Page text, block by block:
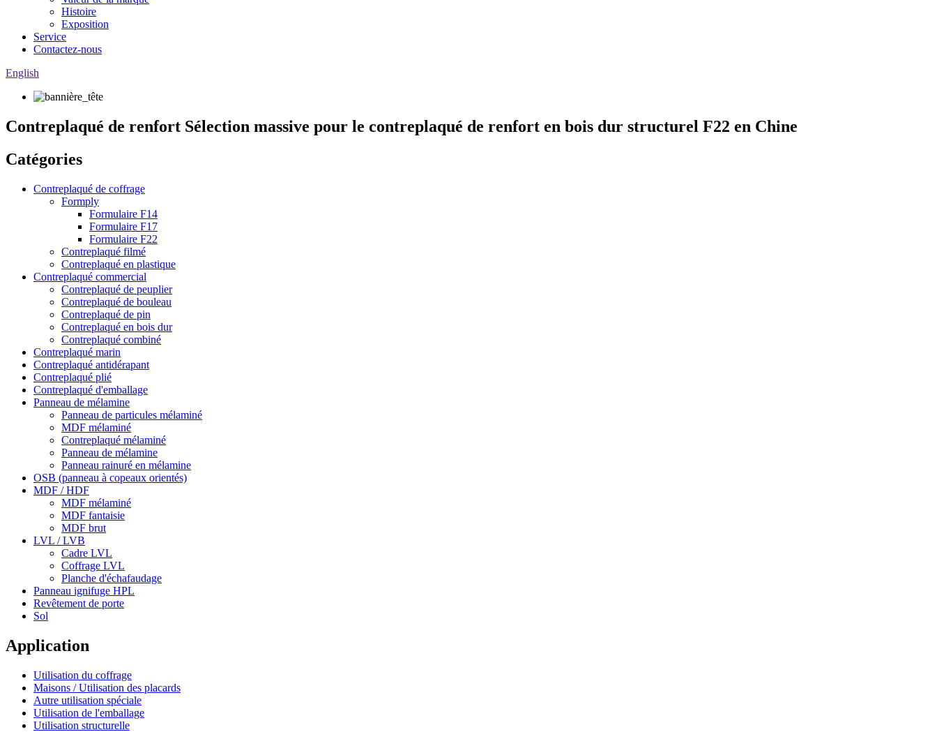
Histoire
Exposition
Service
Contactez-nous
English
Contreplaqué de renfort Sélection massive pour le contreplaqué de renfort en bois dur structurel F22 en Chine
Catégories
Contreplaqué de coffrage
Formply
Formulaire F14
Formulaire F17
Formulaire F22
Contreplaqué filmé
Contreplaqué en plastique
Contreplaqué commercial
Contreplaqué de peuplier
Contreplaqué de bouleau
Contreplaqué de pin
Contreplaqué en bois dur
Contreplaqué combiné
Contreplaqué marin
Contreplaqué antidérapant
Contreplaqué plié
Contreplaqué d'emballage
Panneau de mélamine
Panneau de particules mélaminé
MDF mélaminé
Contreplaqué mélaminé
Panneau de mélamine
Panneau rainuré en mélamine
OSB (panneau à copeaux orientés)
MDF / HDF
MDF mélaminé
MDF fantaisie
MDF brut
LVL / LVB
Cadre LVL
Coffrage LVL
Planche d'échafaudage
Panneau ignifuge HPL
Revêtement de porte
Sol
Application
Utilisation du coffrage
Maisons / Utilisation des placards
Autre utilisation spéciale
Utilisation de l'emballage
Utilisation structurelle